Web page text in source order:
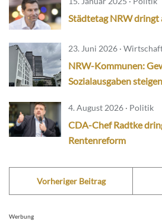
Städtetag NRW
23. Juni 2026 ·
NRW-Kommunen:
Sozialausgaben
4. August 2026 · Politik
CDA-Chef Radtke
Rentenreform
Vorheriger Beitrag
Werbung